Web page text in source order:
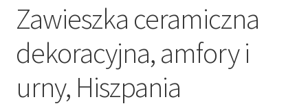
Zawieszka ceramiczna
dekoracyjna, amfory i
urny, Hiszpania